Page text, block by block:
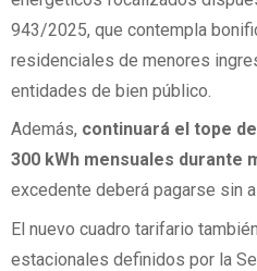
943/2025, que contempla
residenciales de menores
entidades de bien público.
Además, continuará el tope
300 kWh mensuales durante
excedente deberá pagarse sin
El nuevo cuadro tarifario
estacionales definidos por la